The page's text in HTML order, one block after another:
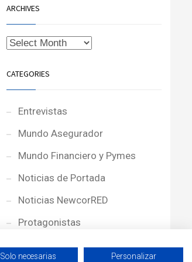
ARCHIVES
CATEGORIES
Entrevistas
Mundo Asegurador
Mundo Financiero y Pymes
Noticias de Portada
Noticias NewcorRED
Protagonistas
Reportajes
Solo necesarias Personalizar